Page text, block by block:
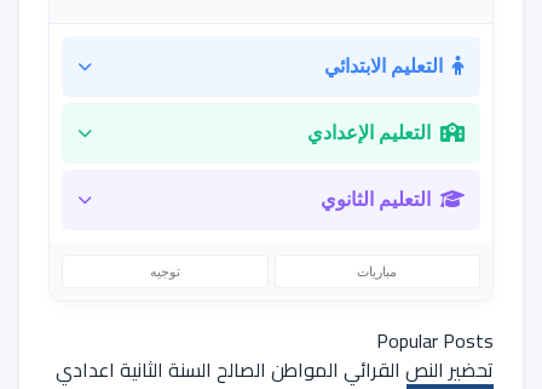
التعليم الابتدائي
التعليم الإعدادي
التعليم الثانوي
مباريات توجيه
Popular Posts
تحضير النص القرائي المواطن الصالح السنة الثانية اعدادي